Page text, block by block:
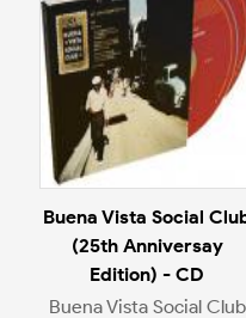
Buena Vista Social
(25th Anniversay
Edition) - CD
Buena Vista Social Club